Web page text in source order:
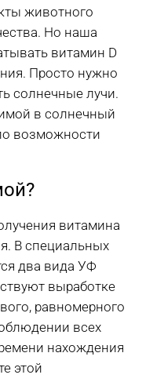
животного
Но наша
витамин D
Просто нужно
солнечные лучи.
в солнечный
возможности
витамина
В специальных
два вида УФ
выработке
равномерного
всех
нахождения
этой